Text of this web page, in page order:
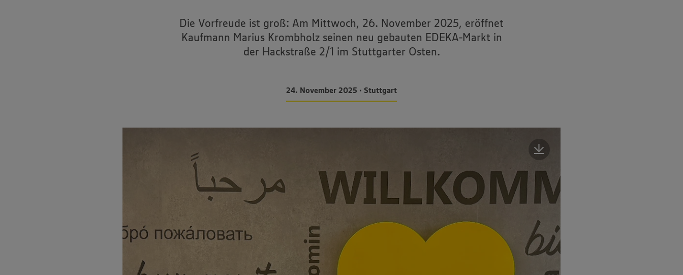
Die Vorfreude ist groß: Am Mittwoch, 26. November 2025, eröffnet
Kaufmann Marius Krombholz seinen neu gebauten EDEKA-Markt in
der Hackstraße 2/1 im Stuttgarter Osten.
24. November 2025 • Stuttgart